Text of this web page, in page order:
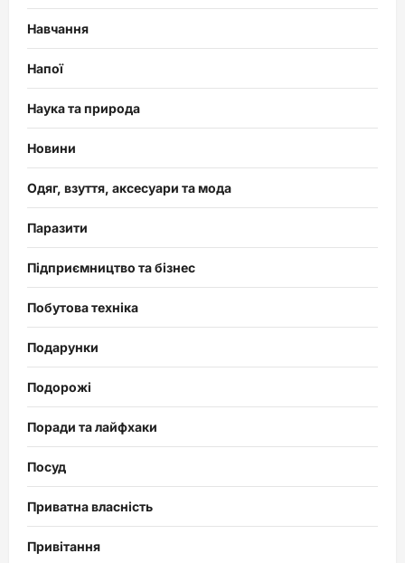
Навчання
Напої
Наука та природа
Новини
Одяг, взуття, аксесуари та мода
Паразити
Підприємництво та бізнес
Побутова техніка
Подарунки
Подорожі
Поради та лайфхаки
Посуд
Приватна власність
Привітання